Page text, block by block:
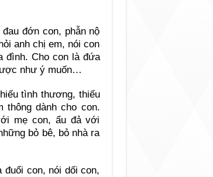
đớn con, phẫn nộ
anh chị em, nói con
đình. Cho con là đứa
như ý muốn…
tình thương, thiếu
thông dành cho con.
mẹ con, ẩu đả với
bỏ bê, bỏ nhà ra
con, nói dối con,